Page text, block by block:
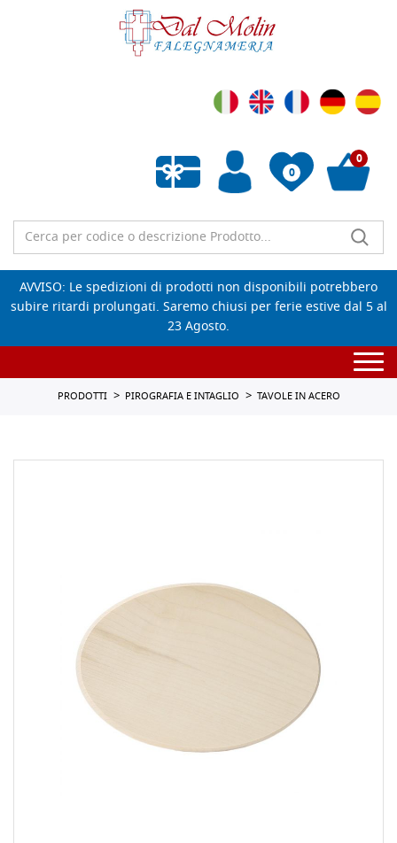
0
Wishlist vuota
0
AVVISO: Le spedizioni di prodotti non disponibili potrebbero
subire ritardi prolungati. Saremo chiusi per ferie estive dal 5 al
23 Agosto.
PRODOTTI PIROGRAFIA E INTAGLIO TAVOLE IN ACERO